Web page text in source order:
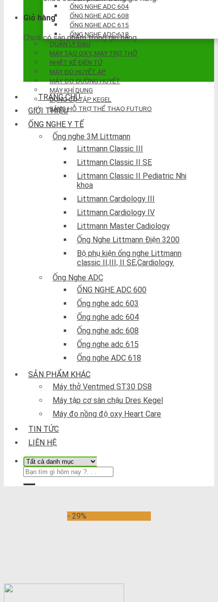
Giỏ hàng
Chưa có sản phẩm trong giỏ hàng.
ỐNG NGHE ADC 604
ỐNG NGHE ADC 608
ỐNG NGHE ADC 615
ỐNG NGHE ADC 618
QUẢN LÝ ĐAU
MÁY TẠO OXY, MÁY TRỢ THỞ
NHIỆT KẾ ĐIỆN TỬ
MÁY ĐO HUYẾT ÁP
MÁY ĐO ĐƯỜNG HUYẾT
MÁY KHÍ DUNG
DỤNG CỤ TẬP KEGEL
BĂNG HỖ TRỢ THỂ THAO FUTURO
TRANG CHỦ
GIỚI THIỆU
ỐNG NGHE Y TẾ
Ống nghe 3M Littmann
Littmann Classic III
Littmann Classic II SE
Littmann Classic II Pediatric Nhi
khoa
Littmann Cardiology III
Littmann Cardiology IV
Littmann Master Cadiology
Ống Nghe Littmann Điện 3200
Bộ phụ kiện ống nghe Littmann
classic II,III, II SE,Cardiology.
Ống Nghe ADC
ỐNG NGHE ADC 600
Ống nghe adc 603
Ống nghe adc 604
Ống nghe adc 608
Ống nghe adc 615
Ống nghe ADC 618
SẢN PHẨM KHÁC
Máy thở Ventmed ST30 DS8
Máy tập cơ sàn chậu Dres Kegel
Máy đo nồng độ oxy Heart Care
TIN TỨC
LIÊN HỆ
- 29%